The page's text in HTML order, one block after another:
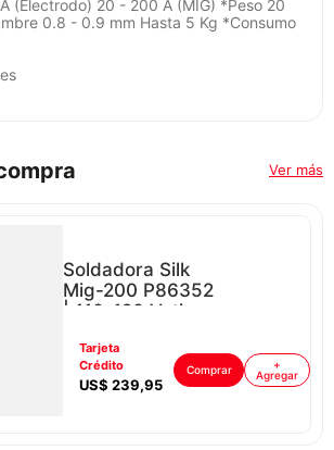
(Electrodo) 20 - 200 A (MIG) *Peso 20
0.8 - 0.9 mm Hasta 5 Kg *Consumo
Ver más
Soldadora Silk
Mig-200 P86352
| 110-120 Vatios
Con Negro
Tarjeta
Crédito
US$ 239,95
Comprar
+
Agregar